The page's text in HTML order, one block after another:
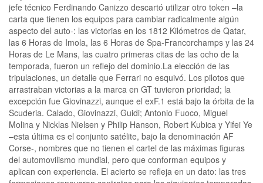
jefe técnico Ferdinando Canizzo descartó utilizar otro token –la
carta que tienen los equipos para cambiar radicalmente algún
aspecto del auto-: las victorias en los 1812 Kilómetros de Qatar,
las 6 Horas de Imola, las 6 Horas de Spa-Francorchamps y las 24
Horas de Le Mans, las cuatro primeras citas de las ocho de la
temporada, fueron un reflejo del dominio.La elección de las
tripulaciones, un detalle que Ferrari no esquivó. Los pilotos que
arrastraban victorias a la marca en GT tuvieron prioridad; la
excepción fue Giovinazzi, aunque el exF.1 está bajo la órbita de la
Scuderia. Calado, Giovinazzi, Guidi; Antonio Fuoco, Miguel
Molina y Nicklas Nielsen y Philip Hanson, Robert Kubica y Yifei Ye
–esta última es el conjunto satélite, bajo la denominación AF
Corse-, nombres que no tienen el cartel de las máximas figuras
del automovilismo mundial, pero que conforman equipos y
aplican con experiencia. El acierto se refleja en un dato: las tres